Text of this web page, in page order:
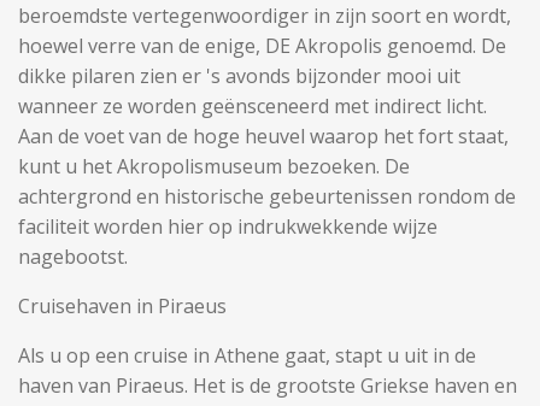
beroemdste vertegenwoordiger in zijn soort en wordt,
hoewel verre van de enige, DE Akropolis genoemd. De
dikke pilaren zien er 's avonds bijzonder mooi uit
wanneer ze worden geënsceneerd met indirect licht.
Aan de voet van de hoge heuvel waarop het fort staat,
kunt u het Akropolismuseum bezoeken. De
achtergrond en historische gebeurtenissen rondom de
faciliteit worden hier op indrukwekkende wijze
nagebootst.
Cruisehaven in Piraeus
Als u op een cruise in Athene gaat, stapt u uit in de
haven van Piraeus. Het is de grootste Griekse haven en